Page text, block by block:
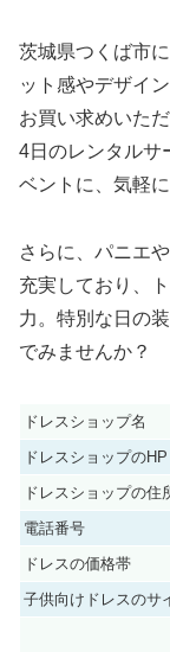
茨城県つくば市
ット感やデザイ
お買い求めいた
4日のレンタルサ
ベントに、気軽
さらに、パニエ
充実しており、
力。特別な日の
でみませんか？
ドレスショップ名
ドレスショップの
ドレスショップの住
電話番号
ドレスの価格帯
子供向けドレスのサ